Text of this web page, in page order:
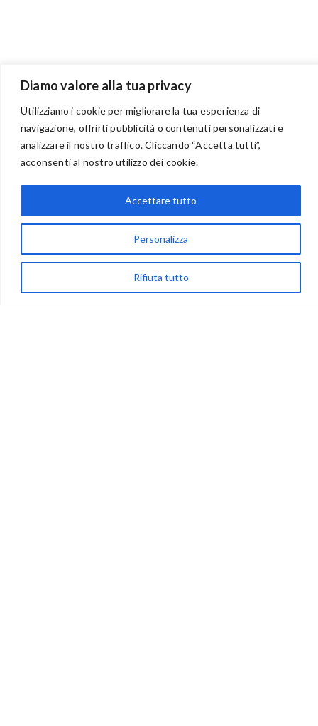
Diamo valore alla tua privacy
Utilizziamo i cookie per migliorare la tua esperienza di
navigazione, offrirti pubblicità o contenuti personalizzati e
analizzare il nostro traffico. Cliccando “Accetta tutti”,
acconsenti al nostro utilizzo dei cookie.
Personalizza
Rifiuta tutto
Accettare tutto
BENVENUTI NEL PORTALE RIVENDITORI
via Acqua delle Noci 12
83024 Monteforte Irpino (AV)
(+39) 081-7777233